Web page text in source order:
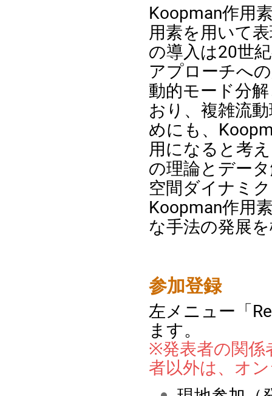
Koopman作用
用素を用いて
の導入は20世
アプローチへ
動的モード分
おり、複雑流
めにも、
用になると考
の理論とデー
空間ダイナミ
Koopman作用
な手法の発展
参加登録
左メニュー「
ます。
※発表者の関係
者以外は、オ